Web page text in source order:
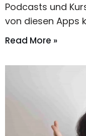
Podcasts und
von diesen Apps
Read More »